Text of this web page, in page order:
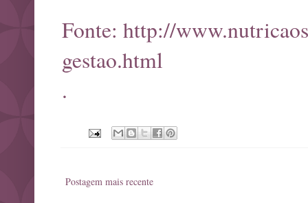
Fonte: http://
gestao.html
.
Postagem mais recente